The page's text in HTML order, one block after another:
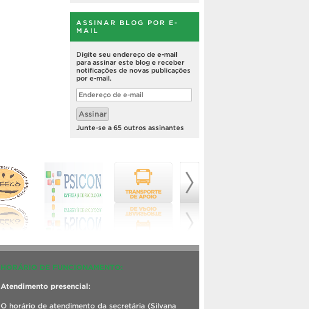
ASSINAR BLOG POR E-
MAIL
Digite seu endereço de e-mail
para assinar este blog e receber
notificações de novas publicações
por e-mail.
Endereço
de
e-
mail
Assinar
Junte-se a 65 outros assinantes
HORÁRIO DE FUNCIONAMENTO:
Atendimento presencial:
O horário de atendimento da secretária (Silvana